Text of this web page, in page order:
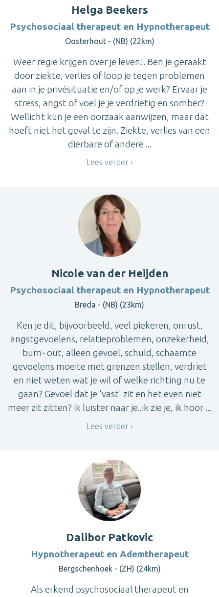
Helga Beekers
Psychosociaal therapeut en Hypnotherapeut
Oosterhout - (NB) (22km)
Weer regie krijgen over je leven!. Ben je geraakt
door ziekte, verlies of loop je tegen problemen
aan in je privésituatie en/of op je werk? Ervaar je
stress, angst of voel je je verdrietig en somber?
Wellicht kun je een oorzaak aanwijzen, maar dat
hoeft niet het geval te zijn. Ziekte, verlies van een
dierbare of andere ...
Lees verder
Nicole van der Heijden
Psychosociaal therapeut en Hypnotherapeut
Breda - (NB) (23km)
Ken je dit, bijvoorbeeld, veel piekeren, onrust,
angstgevoelens, relatieproblemen, onzekerheid,
burn- out, alleen gevoel, schuld, schaamte
gevoelens moeite met grenzen stellen, verdriet
en niet weten wat je wil of welke richting nu te
gaan? Gevoel dat je 'vast' zit en het even niet
meer zit zitten? ik luister naar je..ik zie je, ik hoor ...
Lees verder
Dalibor Patkovic
Hypnotherapeut en Ademtherapeut
Bergschenhoek - (ZH) (24km)
Als erkend psychosociaal therapeut en